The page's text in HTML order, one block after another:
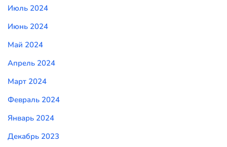
Июль 2024
Июнь 2024
Май 2024
Апрель 2024
Март 2024
Февраль 2024
Январь 2024
Декабрь 2023